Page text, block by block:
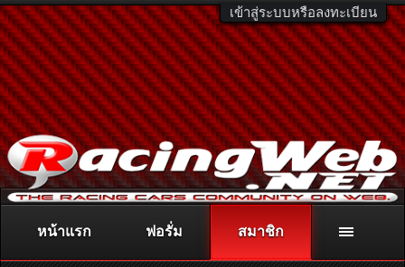
เข้าสู่ระบบหรือลงทะเบียน
ติดต่อลงโฆษณา racingweb@gmail.comหรือโทร. 081-811-1138
หรืออ่านรายละเอียดเพิ่มเติม คลิกที่นี่
หน้าแรก ฟอรั่ม สมาชิก